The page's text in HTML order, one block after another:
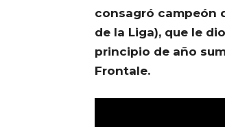
consagró campeón
de la Liga), que le
principio de año
Frontale.